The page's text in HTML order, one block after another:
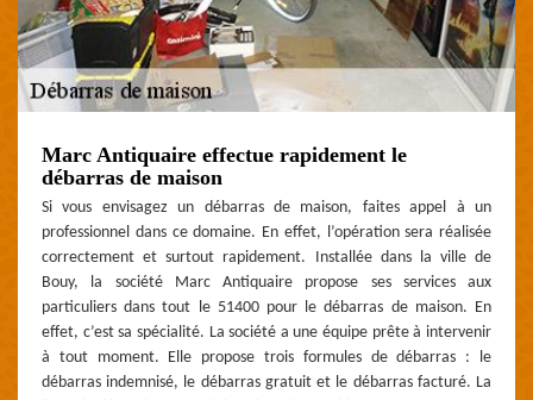
Marc Antiquaire effectue rapidement le
débarras de maison
Si vous envisagez un débarras de maison, faites appel à un
professionnel dans ce domaine. En effet, l’opération sera réalisée
correctement et surtout rapidement. Installée dans la ville de
Bouy, la société Marc Antiquaire propose ses services aux
particuliers dans tout le 51400 pour le débarras de maison. En
effet, c’est sa spécialité. La société a une équipe prête à intervenir
à tout moment. Elle propose trois formules de débarras : le
débarras indemnisé, le débarras gratuit et le débarras facturé. La